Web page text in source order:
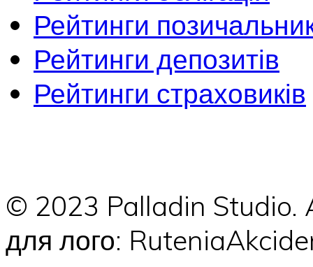
Рейтинги
Рейтинги депозитів
Рейтинги страховиків
© 2023 Palladin
для лого: